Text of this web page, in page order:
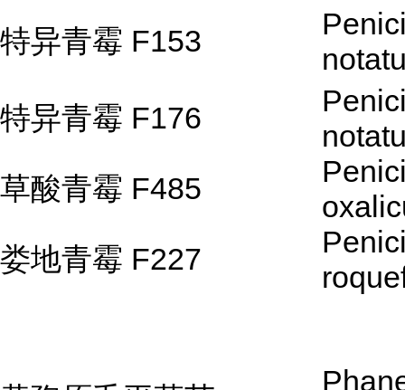
特异青霉 F153
特异青霉 F176
草酸青霉 F485
娄地青霉 F227